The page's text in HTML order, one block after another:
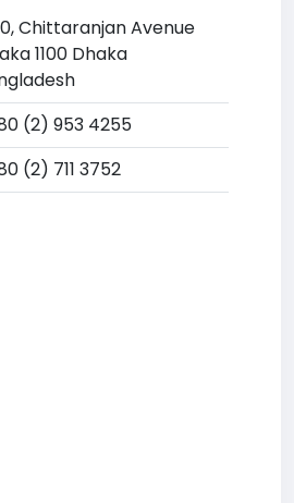
Chittaranjan Avenue
1100 Dhaka
(2) 953 4255
(2) 711 3752